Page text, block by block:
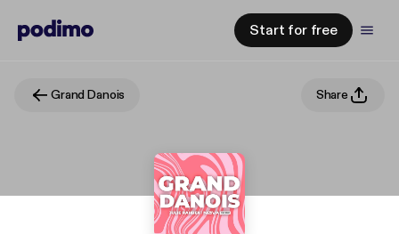
Start for free
Grand Danois Share